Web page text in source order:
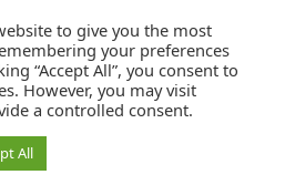
doorWPEnjoy· Aangedreven door
WordPress
to give you the most
your preferences
“Accept All”, you consent to
However, you may visit
a controlled consent.
All